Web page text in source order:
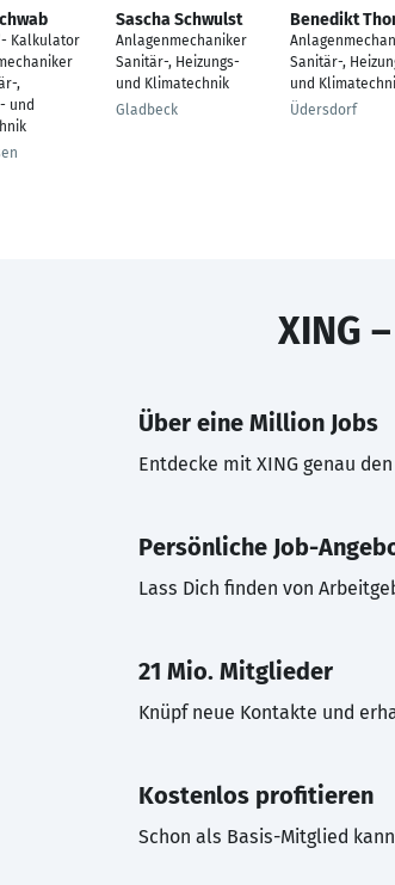
Kalkulator
,
und
Sascha Schwulst
Anlagenmechaniker
Sanitär-, Heizungs-
und Klimatechnik
Gladbeck
Benedikt
Sanitär-,
und
Üdersdorf
XING
Über eine Million Jobs
Entdecke mit XING genau
Persönliche Job-
Lass Dich finden von
21 Mio. Mitglieder
Knüpf neue Kontakte und
Kostenlos profitieren
Schon als Basis-Mitglied